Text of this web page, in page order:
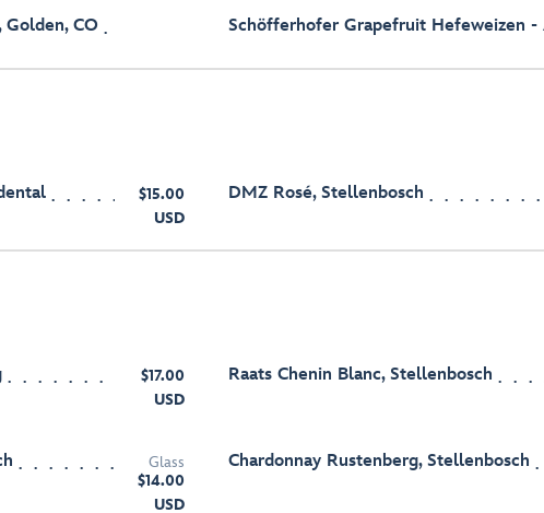
CO Schöfferhofer Grapefruit Hefeweizen -
$15.00
USD
DMZ Rosé, Stellenbosch
$17.00
USD
Raats Chenin Blanc, Stellenbosch
Glass
$14.00
USD
Chardonnay Rustenberg, Stellenbosch